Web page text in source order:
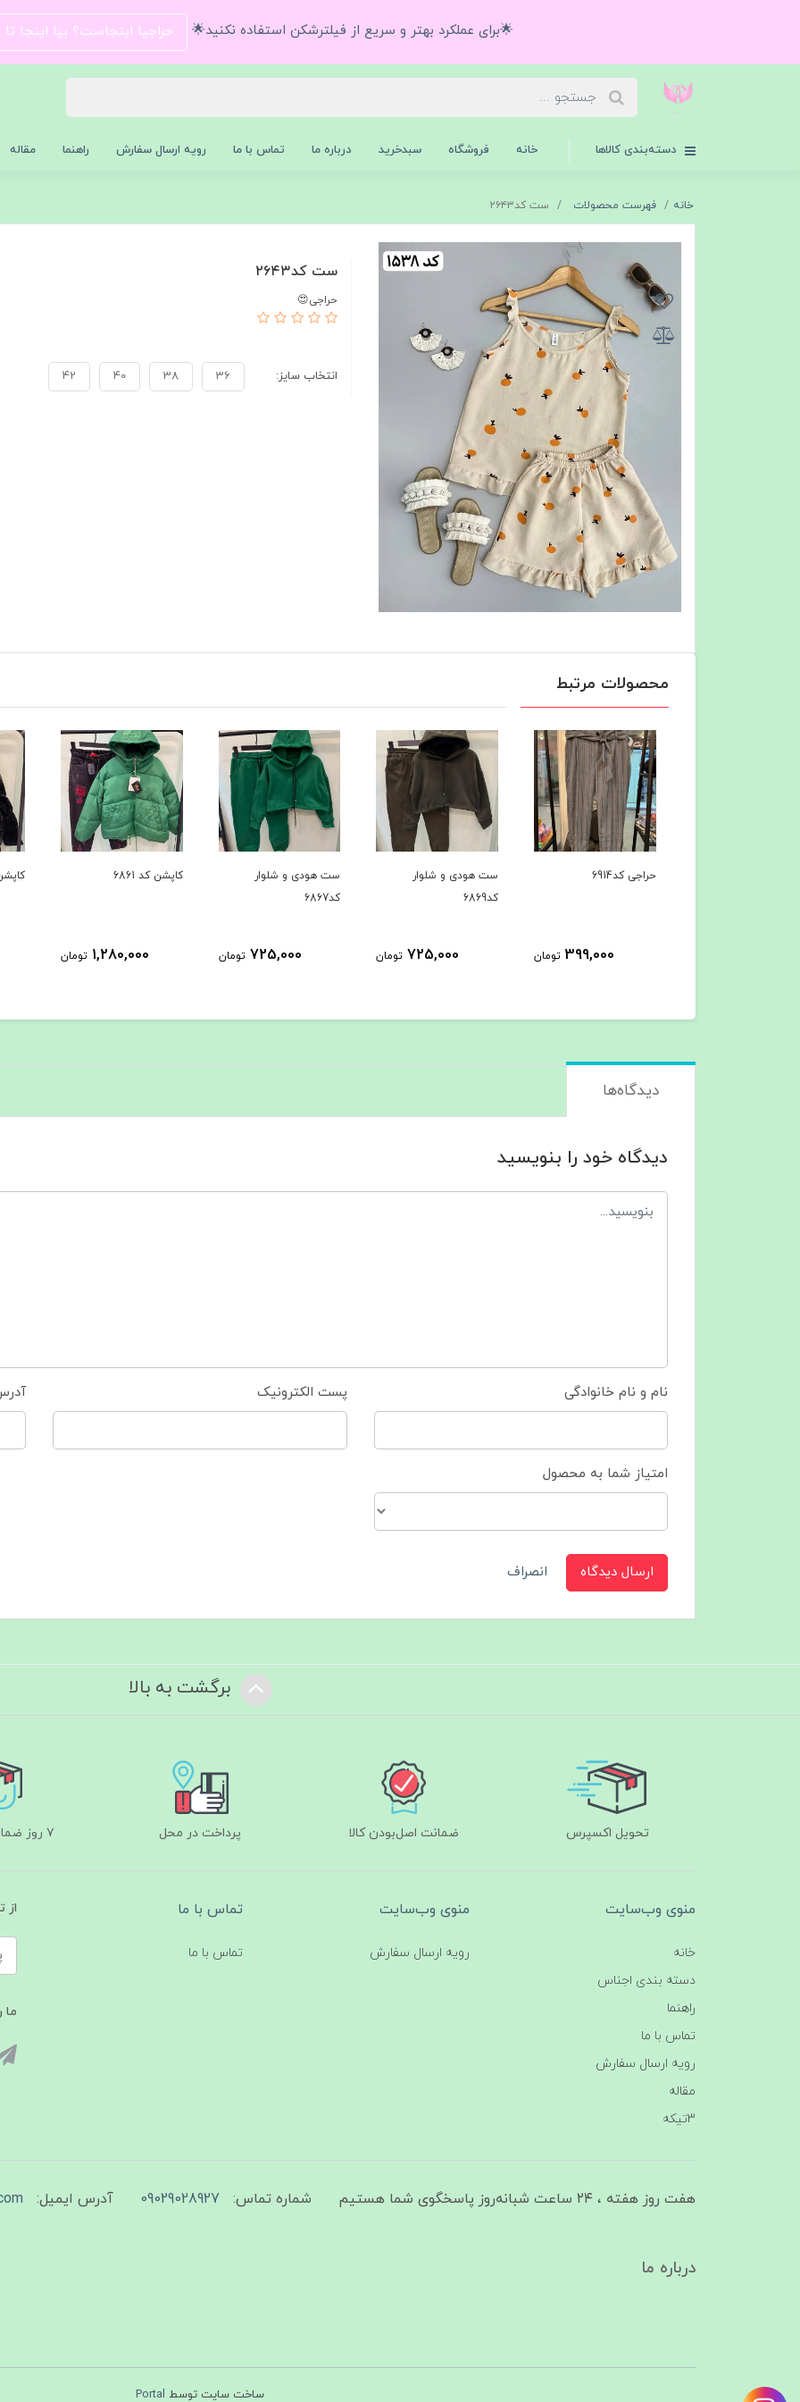
🌟برای عملکرد بهتر و سریع از فیلترشکن استفاده نکنید🌟 حراجیا اینجاست؟ بیا اینجا
دسته‌بندی کالاها خانه فروشگاه سبدخرید درباره ما تماس با ما رویه ارسال سفارش راهنما مقاله
خانه فهرست محصولات ست کد۲۶۴۳
ست کد۲۶۴۳
حراجی😍
انتخاب سایز: 36
38
40
42
محصولات مرتبط
ست هودی و شلوار
725,000 تومان
ست هودی و شلوار
کد6867
725,000 تومان
کاپشن کد 6861
1,280,000 تومان
کاپشن کد 6735
1,458,000 تومان
دیدگاه‌ها
دیدگاه خود را بنویسید
نام و نام خانوادگی پست الکترونیک
امتیاز شما به محصول
ارسال دیدگاه انصراف
برگشت به بالا
تحویل اکسپرس ضمانت اصل‌بودن کالا پرداخت در محل ۷ روز ضمانت بازگشت
منوی وب‌سایت
خانه
دسته بندی اجناس
راهنما
تماس با ما
رویه ارسال سفارش
مقاله
3تیکه
منوی وب‌سایت
رویه ارسال سفارش
تماس با ما
تماس با ما
از
ما
هفت روز هفته ، ۲۴ ساعت شبانه‌روز پاسخگوی شما هستیم شماره تماس: 09029028927 آدرس ایمیل:
درباره ما
ساخت سایت توسط Portal